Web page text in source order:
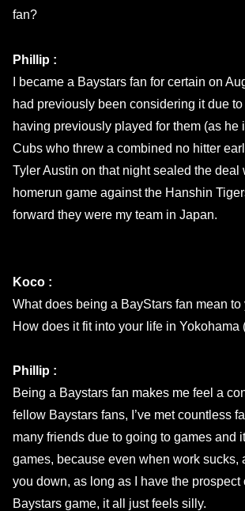
fan?
Phillip :
I became a Baystars fan for certain on
had previously been considering it due
having previously played for them (as he
Cubs who threw a combined no hitter
Tyler Austin on that night sealed the deal
homerun game against the Hanshin
forward they were my team in Japan.
Koco :
What does being a BayStars fan mean
How does it fit into your life in Yokohama
Phillip :
Being a Baystars fan makes me feel a
fellow Baystars fans, I’ve met countless
many friends due to going to games and
games, because even when work sucks,
you down, as long as I have the prospect
Baystars game, it all just feels silly.